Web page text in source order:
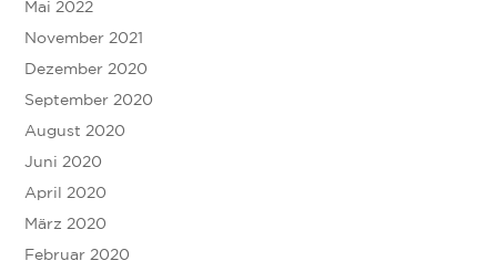
Mai 2022
November 2021
Dezember 2020
September 2020
August 2020
Juni 2020
April 2020
März 2020
Februar 2020